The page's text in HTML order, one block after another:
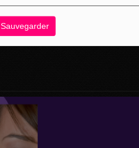
Sauvegarder